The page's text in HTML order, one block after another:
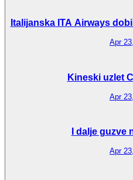
Italijanska ITA Airways
Apr
Kineski uzlet
Apr
I dalje guzve
Apr